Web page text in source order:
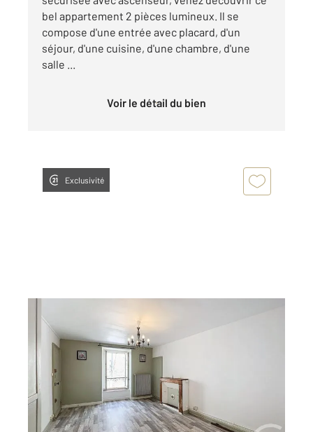
bel appartement 2 pièces lumineux. Il se
compose d'une entrée avec placard, d'un
séjour, d'une cuisine, d'une chambre, d'une
salle ...
Voir le détail du bien
Exclusivité
PROVINS 77
26,34 m
, 1 pièce
Ref : 50313
Appartement F1 à louer
412 €
par mois charges comprises
Visiter le site dédié